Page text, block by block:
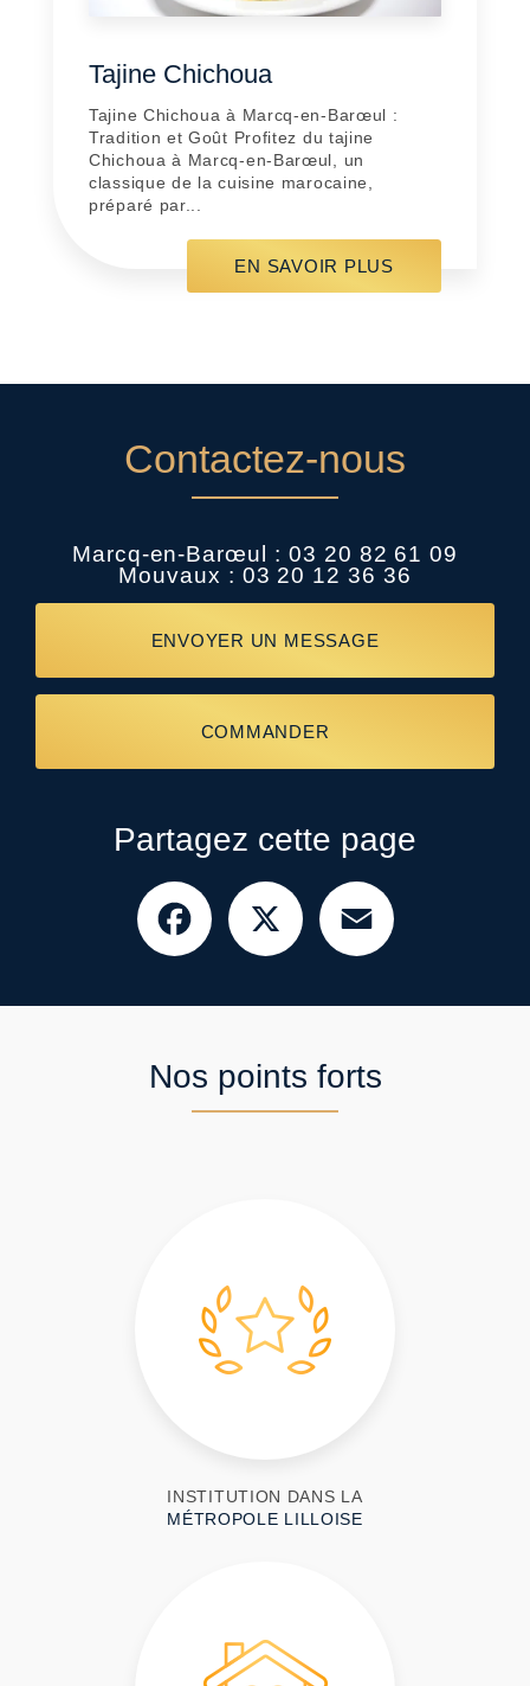
Tajine Chichoua
Tajine Chichoua à Marcq-en-Barœul :
Tradition et Goût Profitez du tajine
Chichoua à Marcq-en-Barœul, un
classique de la cuisine marocaine,
préparé par...
EN SAVOIR PLUS
Contactez-nous
Marcq-en-Barœul : 03 20 82 61 09
Mouvaux : 03 20 12 36 36
ENVOYER UN MESSAGE
COMMANDER
Partagez cette page
Facebook
Nos points forts
INSTITUTION DANS LA
MÉTROPOLE LILLOISE